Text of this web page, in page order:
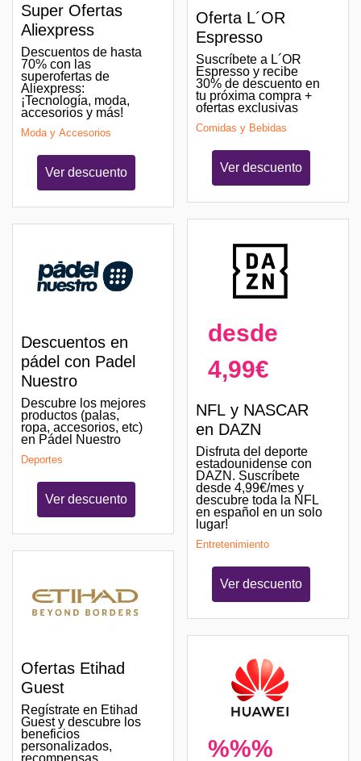
Super Ofertas
Aliexpress
Descuentos de hasta
70% con las
superofertas de
Aliexpress:
¡Tecnología, moda,
accesorios y más!
Moda y Accesorios
Ver descuento
Descuentos en
pádel con Padel
Nuestro
Descubre los mejores
productos (palas,
ropa, accesorios, etc)
en Pádel Nuestro
Deportes
Ver descuento
Ofertas Etihad
Guest
Regístrate en Etihad
Guest y descubre los
beneficios
personalizados,
Oferta L´OR
Espresso
Suscríbete a L´OR
Espresso y recibe
30% de descuento en
tu próxima compra +
ofertas exclusivas
Comidas y Bebidas
Ver descuento
desde
4,99€
NFL y NASCAR
en DAZN
Disfruta del deporte
estadounidense con
DAZN. Suscríbete
desde 4,99€/mes y
descubre toda la NFL
en español en un solo
lugar!
Entretenimiento
Ver descuento
%%%